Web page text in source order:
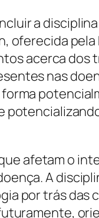
a
pela
acerca
nas
afetam o
A
por trás